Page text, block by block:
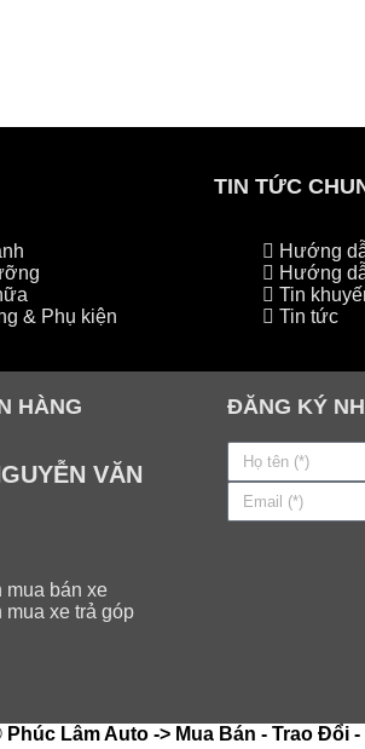
& Phụ kiện
TIN TỨC
Hướng
Hướng
Tin
Tin tức
HÀNG
VĂN
mua bán xe
mua xe trả góp
ĐĂNG KÝ
Phúc Lâm Auto -> Mua Bán - Trao Đổi